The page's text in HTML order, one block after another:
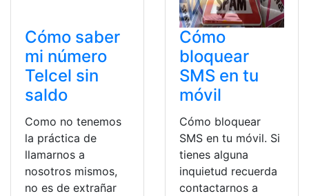
Cómo saber
mi número
Telcel sin
saldo
Como no tenemos
la práctica de
llamarnos a
nosotros mismos,
no es de extrañar
Cómo
bloquear
SMS en tu
móvil
Cómo bloquear
SMS en tu móvil. Si
tienes alguna
inquietud recuerda
contactarnos a